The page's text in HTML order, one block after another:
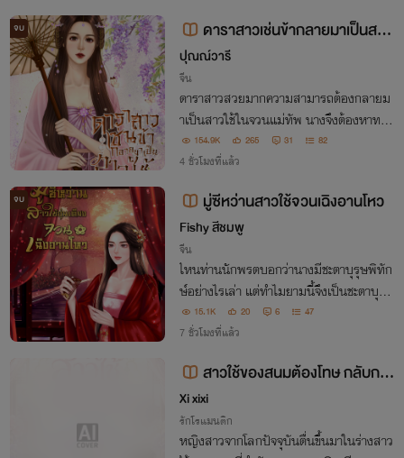
จบ
ดาราสาวเช่นข้ากลายมาเป็นสาว
ใช้อุ่นเตียง
ปุณณ์วารี
จีน
ดาราสาวสวยมากความสามารถต้องกลายม
าเป็นสาวใช้ในจวนแม่ทัพ นางจึงต้องหาทาง
พิชิตใจเขาให้สำเร็จให้ได้
154.9K 265 31 82
4 ชั่วโมงที่แล้ว
จบ มู่ซีหว่านสาวใช้จวนเฉิงอานโหว
Fishy สีชมพู
จีน
ไหนท่านนักพรตบอกว่านางมีชะตาบุรุษพิทัก
ษ์อย่างไรเล่า แต่ทำไมยามนี้จึงเป็นชะตาบุรุษ
พิฆาตกันต่อหน้าผู้คนเขากดกระบี่ลงบนคอน
าง ลับหลังผู้คนกลับกดนางลงบนเตียง ช่าง
15.1K 20 6 47
7 ชั่วโมงที่แล้ว
สาวใช้ของสนมต้องโทษ กลับกล
ายเป็นคนโปรดของรัชทายาท
Xi xixi
รักโรแมนติก
หญิงสาวจากโลกปัจจุบันตื่นขึ้นมาในร่างสาว